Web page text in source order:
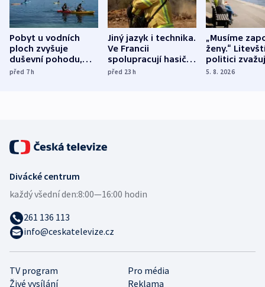
Pobyt u vodních
ploch zvyšuje
duševní pohodu,
ukázala
před 7h
Jiný jazyk i technika.
Ve Francii
spolupracují hasiči z
různých zemí
před 23h
„Musíme
ženy.“
politici
dohodu o
5. 8. 2026
TV program
Pro média
Živé vysílání
Reklama
Divácké centrum
každý všední den:8:00—16:00 hodin
261 136 113
info@ceskatelevize.cz